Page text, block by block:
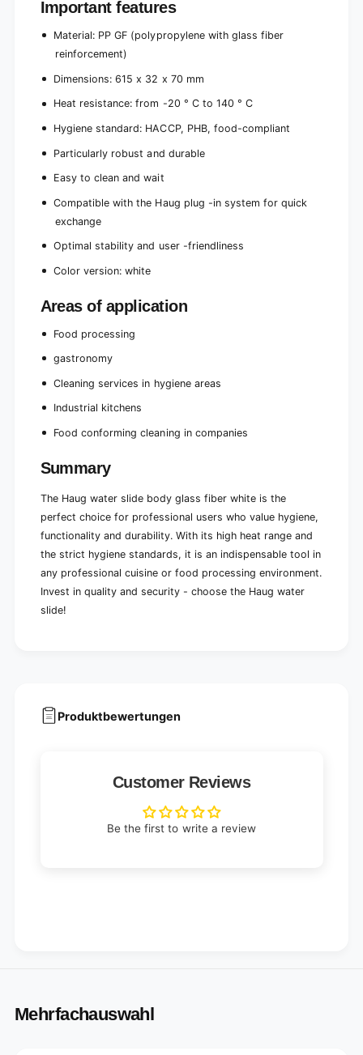
Important features
Material: PP GF (polypropylene with glass fiber
reinforcement)
Dimensions: 615 x 32 x 70 mm
Heat resistance: from -20 ° C to 140 ° C
Hygiene standard: HACCP, PHB, food-compliant
Particularly robust and durable
Easy to clean and wait
Compatible with the Haug plug -in system for quick
exchange
Optimal stability and user -friendliness
Color version: white
Areas of application
Food processing
gastronomy
Cleaning services in hygiene areas
Industrial kitchens
Food conforming cleaning in companies
Summary
The Haug water slide body glass fiber white is the
perfect choice for professional users who value hygiene,
functionality and durability. With its high heat range and
the strict hygiene standards, it is an indispensable tool in
any professional cuisine or food processing environment.
Invest in quality and security - choose the Haug water
slide!
Produktbewertungen
Customer Reviews
Be the first to write a review
Mehrfachauswahl